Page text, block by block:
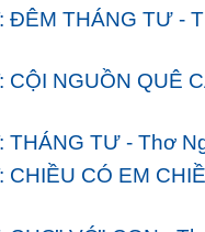
ĐÊM THÁNG TƯ -
CỘI NGUỒN QUÊ
THÁNG TƯ - Thơ
CÓ EM